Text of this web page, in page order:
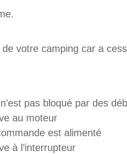
votre camping car a
pas bloqué par des
au moteur
est alimenté
à l’interrupteur